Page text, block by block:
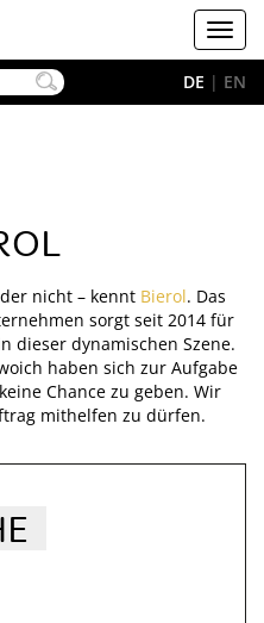
DE | EN
nicht – kennt Bierol. Das
sorgt seit 2014 für
dieser dynamischen Szene.
haben sich zur Aufgabe
Chance zu geben. Wir
mithelfen zu dürfen.